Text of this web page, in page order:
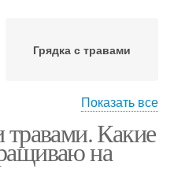
Грядка с травами
Грядка на огороде
Показать все
Какие
на